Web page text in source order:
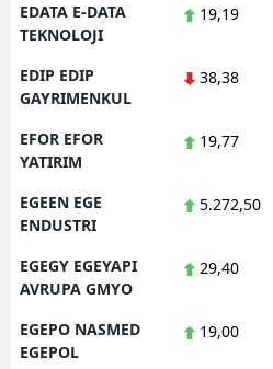
EDATA E-DATA
TEKNOLOJI
19,19
EDIP EDIP
GAYRIMENKUL
38,38
EFOR EFOR
YATIRIM
19,77
EGEEN EGE
ENDUSTRI
5.272,50
EGEGY EGEYAPI
AVRUPA GMYO
29,40
EGEPO NASMED
EGEPOL
19,00